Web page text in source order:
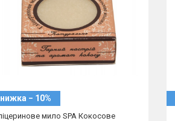
− 10%
мило SPA Кокосове